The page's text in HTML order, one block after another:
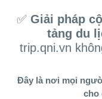
✅Giải pháp
tảng du
trip.qni.vn
Đây là nơi mọi
cho